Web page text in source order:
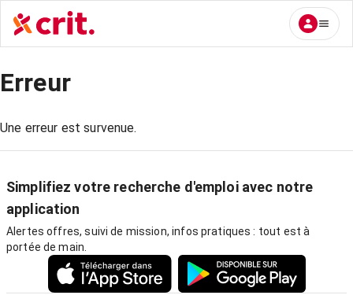
Erreur
Une erreur est survenue.
Simplifiez votre recherche d'emploi avec notre
application
Alertes offres, suivi de mission, infos pratiques : tout est à
portée de main.